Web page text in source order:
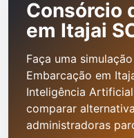
Consórcio
em Itajai
Faça uma
Embarcação em
Inteligência
comparar
administradoras